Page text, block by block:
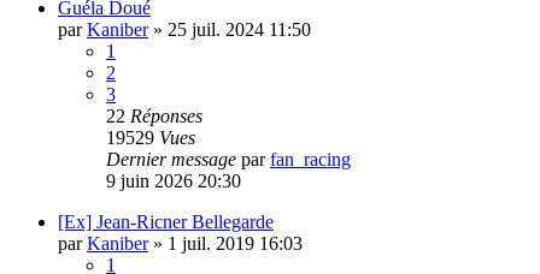
Guéla Doué
parKaniber» 25 juil. 2024 11:50
1
2
3
22 Réponses
19529 Vues
Dernier message parfan_racing
9 juin 2026 20:30
[Ex] Jean-Ricner Bellegarde
parKaniber» 1 juil. 2019 16:03
1